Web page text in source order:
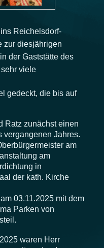
Reichelsdorf-
zur diesjährigen
der Gaststätte des
viele
gedeckt, die bis auf
Ratz zunächst einen
vergangenen Jahres.
am
am
in
der kath. Kirche
03.11.2025 mit dem
Parken von
waren Herr